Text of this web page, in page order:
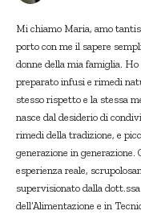
Mi chiamo Maria, amo
porto con me il sapere
donne della mia famiglia.
preparato infusi e rimedi
stesso rispetto e la stessa
nasce dal desiderio di
rimedi della tradizione, e
generazione in
esperienza reale,
supervisionato dalla
dell’Alimentazione e in